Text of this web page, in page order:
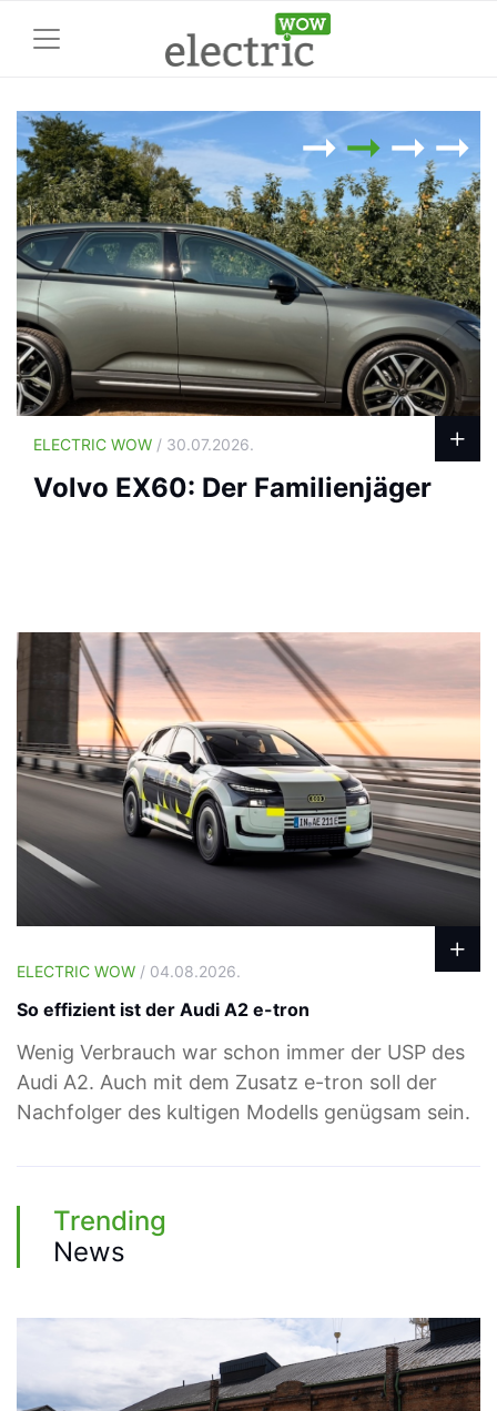
ELECTRIC WOW / 30.07.2026.
Volvo EX60: Der Familienjäger
ELECTRIC WOW / 04.08.2026.
So effizient ist der Audi A2 e-tron
Wenig Verbrauch war schon immer der USP des
Audi A2. Auch mit dem Zusatz e-tron soll der
Nachfolger des kultigen Modells genügsam sein.
Trending
News